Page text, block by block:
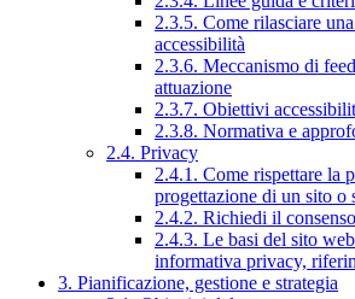
2.3.5. Come rilasciare
accessibilità
2.3.6. Meccanismo di
attuazione
2.3.7. Obiettivi
2.3.8. Normativa e
2.4. Privacy
2.4.1. Come rispettare la
progettazione di un sito o
2.4.2. Richiedi il
2.4.3. Le basi del sito
informativa privacy,
3. Pianificazione, gestione e strategia